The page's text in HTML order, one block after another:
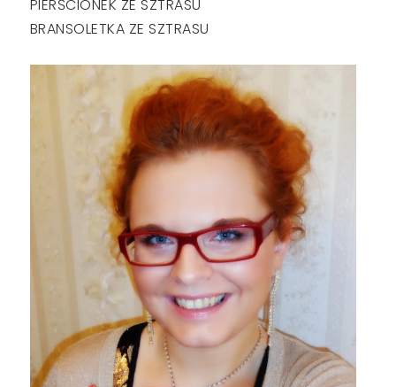
PIERŚCIONEK ZE SZTRASU
BRANSOLETKA ZE SZTRASU